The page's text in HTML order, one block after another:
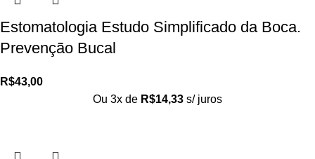
Estomatologia Estudo Simplificado da Boca.
Prevenção Bucal
R$43,00
Ou 3x de R$14,33 s/ juros